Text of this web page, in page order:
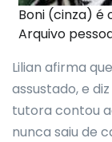
Boni (cinza) é
Arquivo
Lilian afirma
assustado, e
tutora contou
nunca saiu de